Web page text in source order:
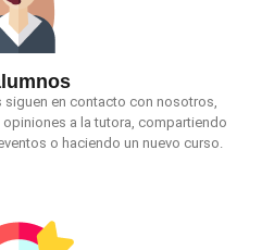
en contacto con nosotros,
a la tutora, compartiendo
o haciendo un nuevo curso.